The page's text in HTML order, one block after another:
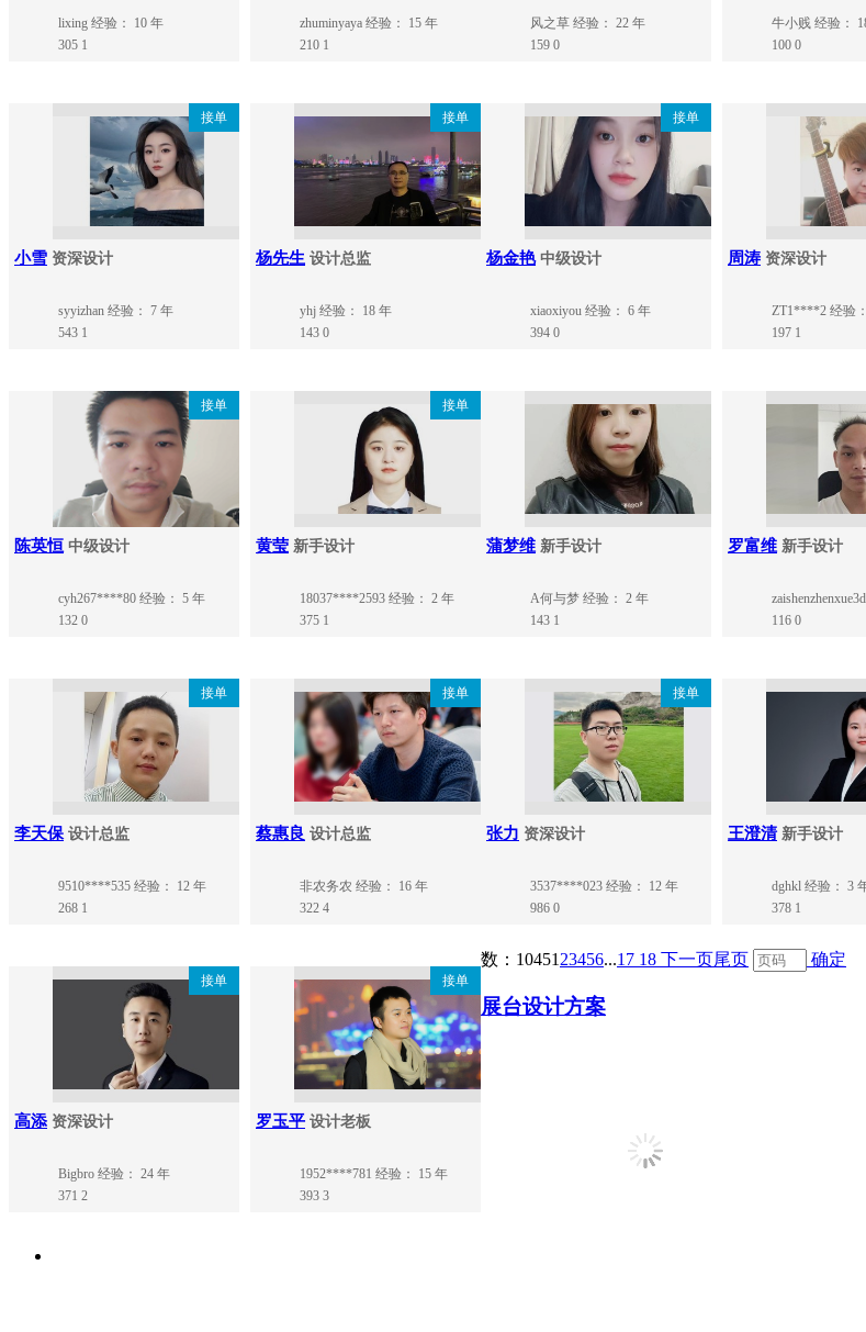
lixing 经验： 10 年
305 1
zhuminyaya 经验： 15 年
210 1
风之草 经验： 22 年
159 0
牛小贱 经验：
100 0
接单
小雪 资深设计
syyizhan 经验： 7 年
543 1
接单
杨先生 设计总监
yhj 经验： 18 年
143 0
接单
杨金艳 中级设计
xiaoxiyou 经验： 6 年
394 0
周涛 资深设计
ZT1****2 经验
197 1
接单
陈英恒 中级设计
cyh267****80 经验： 5 年
132 0
接单
黄莹 新手设计
18037****2593 经验： 2 年
375 1
蒲梦维 新手设计
A何与梦 经验： 2 年
143 1
罗富维 新手设计
zaishenzhenxue3d
116 0
接单
李天保 设计总监
9510****535 经验： 12 年
268 1
接单
蔡惠良 设计总监
非农务农 经验： 16 年
322 4
接单
张力 资深设计
3537****023 经验： 12 年
986 0
王澄清 新手设计
dghkl 经验： 3
378 1
接单
高添 资深设计
Bigbro 经验： 24 年
371 2
接单
罗玉平 设计老板
1952****781 经验： 15 年
393 3
数：10451 23456...17 18 下一页尾页 确定
展台设计方案